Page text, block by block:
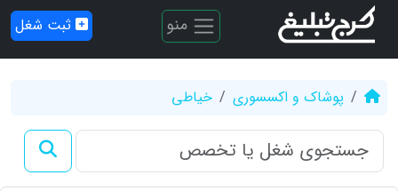
منو ثبت شغل
پوشاک و اکسسوری خیاطی